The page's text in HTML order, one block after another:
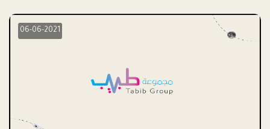
06-06-2021